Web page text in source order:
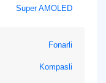
Super AMOLED
Fonarli
Kompasli